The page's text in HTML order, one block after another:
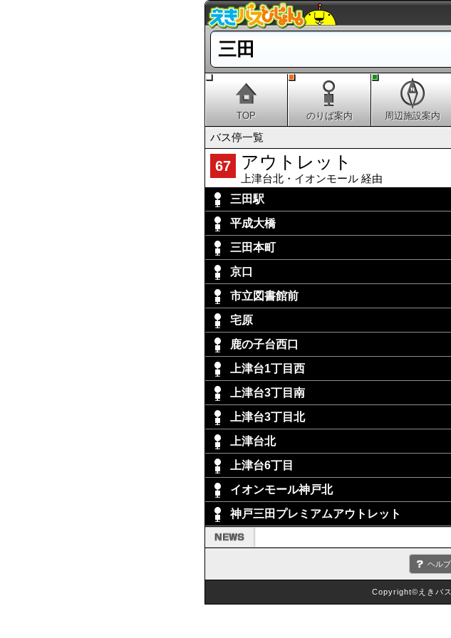
三田
TOP のりば案内 周辺施設案内
バス停一覧
67 アウトレット
上津台北・イオンモール 経由
三田駅
平成大橋
三田本町
京口
市立図書館前
宅原
鹿の子台西口
上津台1丁目西
上津台3丁目南
上津台3丁目北
上津台北
上津台6丁目
イオンモール神戸北
神戸三田プレミアムアウトレット
ヘルプ
Copyright©えきバ